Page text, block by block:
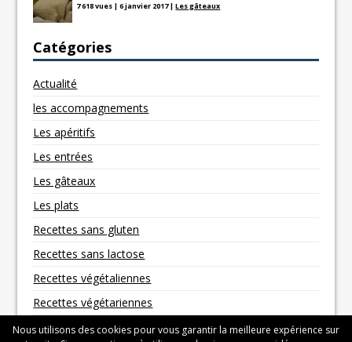
7 618 vues |6 janvier 2017|Les gâteaux
Catégories
Actualité
les accompagnements
Les apéritifs
Les entrées
Les gâteaux
Les plats
Recettes sans gluten
Recettes sans lactose
Recettes végétaliennes
Recettes végétariennes
Nous utilisons des cookies pour vous garantir la meilleure expérience sur